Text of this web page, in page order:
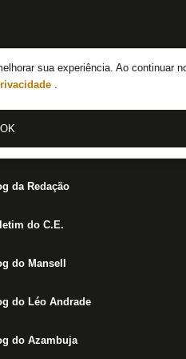
sua experiência. Ao continuar
.
OK
do Botafogo
da Redação
do C.E.
do Mansell
do Léo Andrade
do Azambuja
das